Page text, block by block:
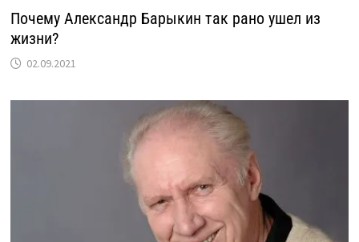
Почему Александр Барыкин так рано ушел из
жизни?
02.09.2021